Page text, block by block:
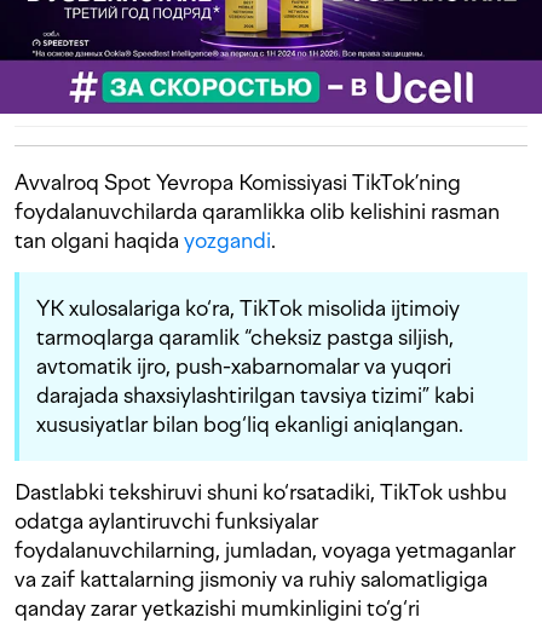
Avvalroq Spot Yevropa Komissiyasi TikTok’ning
foydalanuvchilarda qaramlikka olib kelishini rasman
tan olgani haqida yozgandi.
YK xulosalariga ko‘ra, TikTok misolida ijtimoiy
tarmoqlarga qaramlik “cheksiz pastga siljish,
avtomatik ijro, push-xabarnomalar va yuqori
darajada shaxsiylashtirilgan tavsiya tizimi” kabi
xususiyatlar bilan bog‘liq ekanligi aniqlangan.
Dastlabki tekshiruvi shuni ko‘rsatadiki, TikTok ushbu
odatga aylantiruvchi funksiyalar
foydalanuvchilarning, jumladan, voyaga yetmaganlar
va zaif kattalarning jismoniy va ruhiy salomatligiga
qanday zarar yetkazishi mumkinligini to‘g‘ri